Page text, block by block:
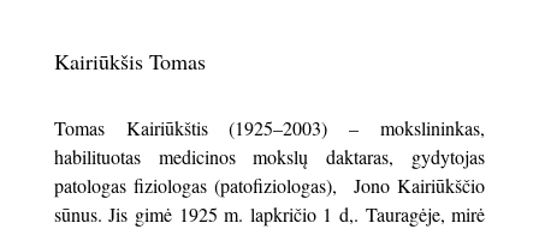
Kairiūkšis Tomas
Tomas Kairiūkštis (1925–2003) – mokslininkas,
habilituotas medicinos mokslų daktaras, gydytojas
patologas fiziologas (patofiziologas), Jono Kairiūkščio
sūnus. Jis gimė 1925 m. lapkričio 1 d,. Tauragėje, mirė